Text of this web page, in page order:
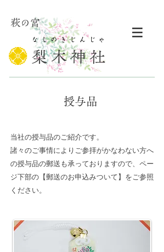
​なしのきじんじゃ​
梨木神社
萩の宮
​授与品
​当社の授与品のご紹介です。
​諸々のご事情によりご参拝がかなわない方へ
の授与品の郵送も承っておりますので、ペー
ジ下部の【郵送のお申込みついて】をご参照
ください。